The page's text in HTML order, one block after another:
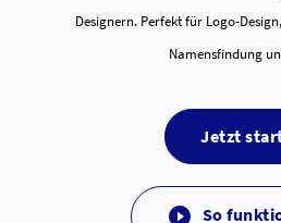
Designern. Perfekt für Logo-
Namensfindung
Jetzt
 So